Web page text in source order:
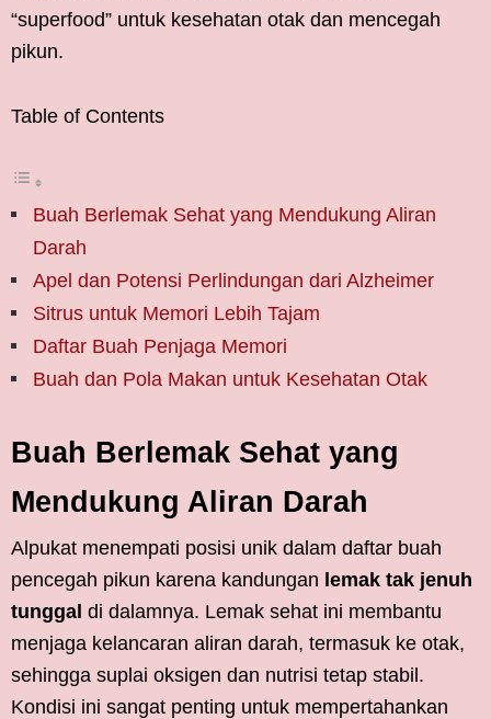
“superfood” untuk kesehatan otak dan mencegah
pikun.
Table of Contents
Buah Berlemak Sehat yang Mendukung Aliran
Darah
Apel dan Potensi Perlindungan dari Alzheimer
Sitrus untuk Memori Lebih Tajam
Daftar Buah Penjaga Memori
Buah dan Pola Makan untuk Kesehatan Otak
Buah Berlemak Sehat yang
Mendukung Aliran Darah
Alpukat menempati posisi unik dalam daftar buah
pencegah pikun karena kandungan lemak tak jenuh
tunggal di dalamnya. Lemak sehat ini membantu
menjaga kelancaran aliran darah, termasuk ke otak,
sehingga suplai oksigen dan nutrisi tetap stabil.
Kondisi ini sangat penting untuk mempertahankan